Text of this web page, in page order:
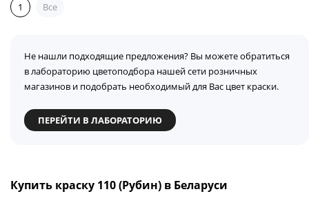
1 Все
Не нашли подходящие предложения? Вы можете обратиться
в лабораторию цветоподбора нашей сети розничных
магазинов и подобрать необходимый для Вас цвет краски.
ПЕРЕЙТИ В ЛАБОРАТОРИЮ
Купить краску 110 (Рубин) в Беларуси